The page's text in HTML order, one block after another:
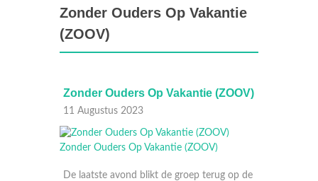
Zonder Ouders Op Vakantie
(ZOOV)
Zonder Ouders Op Vakantie (ZOOV)
11 Augustus 2023
De laatste avond blikt de groep terug op de
Zonder